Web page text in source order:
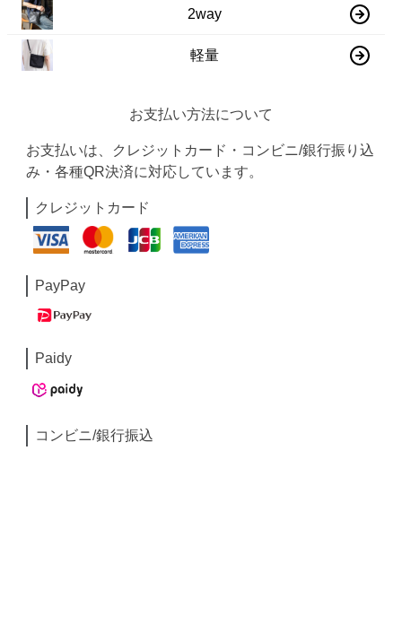
2way
軽量
お支払い方法について
お支払いは、クレジットカード・コンビニ/銀行振り込
み・各種QR決済に対応しています。
クレジットカード
PayPay
Paidy
コンビニ/銀行振込